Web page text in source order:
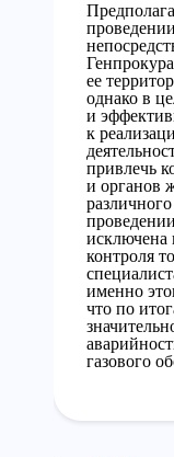
ее
однако в
и
к
привлечь
и органов
исключена
контроля
именно
что по
газового